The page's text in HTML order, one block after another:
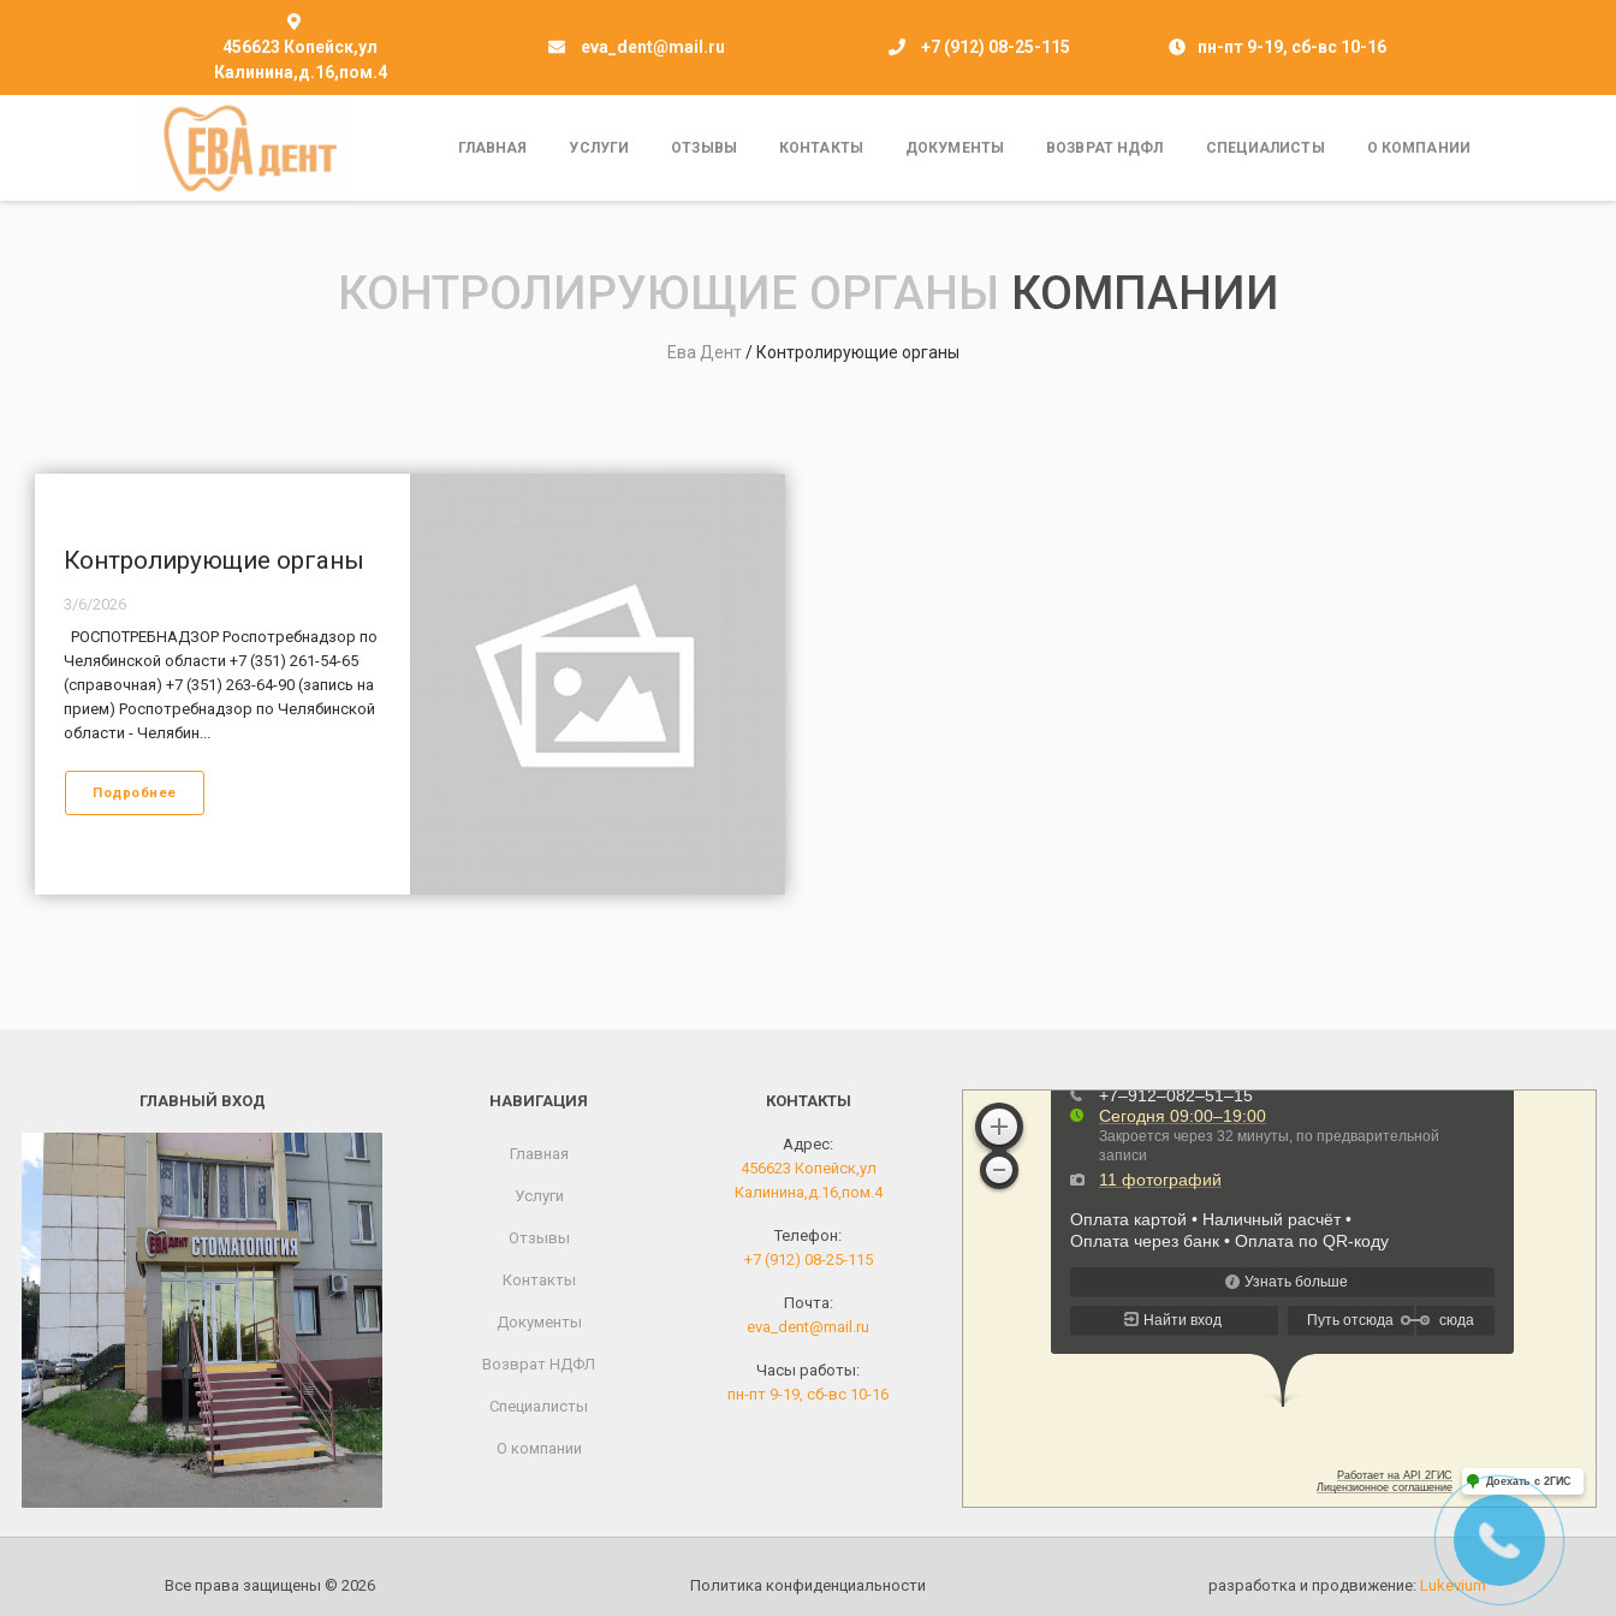
456623 Копейск,ул
Калинина,д.16,пом.4
eva_dent@mail.ru +7 (912) 08-25-115 пн-пт 9-19, сб-вс 10-16
ГЛАВНАЯ УСЛУГИ ОТЗЫВЫ КОНТАКТЫ ДОКУМЕНТЫ ВОЗВРАТ НДФЛ СПЕЦИАЛИСТЫ О КОМПАНИИ
КОНТРОЛИРУЮЩИЕ ОРГАНЫ КОМПАНИИ
Ева Дент/ Контролирующие органы
Контролирующие органы
3/6/2026
РОСПОТРЕБНАДЗОР Роспотребнадзор по
Челябинской области +7 (351) 261-54-65
(справочная) +7 (351) 263-64-90 (запись на
прием) Роспотребнадзор по Челябинской
области - Челябин...
Подробнее
ГЛАВНЫЙ ВХОД НАВИГАЦИЯ
Главная
Услуги
Отзывы
Контакты
Документы
Возврат НДФЛ
Специалисты
О компании
КОНТАКТЫ
Адрес:
456623 Копейск,ул
Калинина,д.16,пом.4
Телефон:
+7 (912) 08-25-115
Почта:
eva_dent@mail.ru
Часы работы:
пн-пт 9-19, сб-вс 10-16
Все права защищены © 2026 Политика конфиденциальности разработка и продвижение: Lukevium